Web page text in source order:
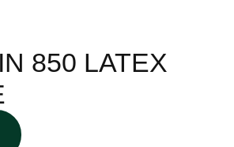
850 LATEX